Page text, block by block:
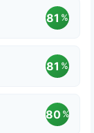
81 %
81 %
80 %